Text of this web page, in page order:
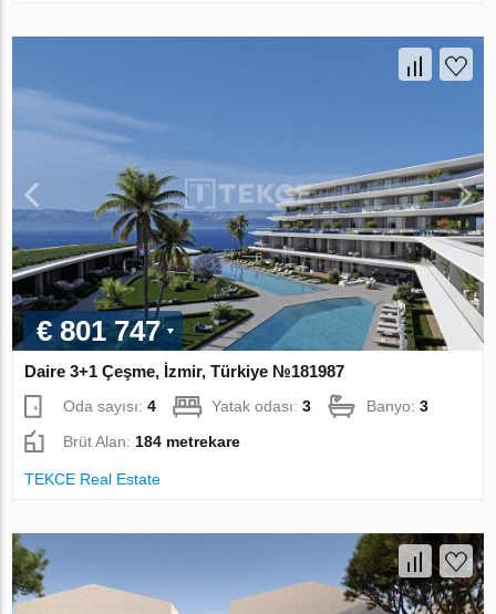
€ 801 747
Daire 3+1 Çeşme, İzmir, Türkiye №181987
Oda sayısı:4 Yatak odası:3 Banyo:3
Brüt Alan: 184 metrekare
TEKCE Real Estate